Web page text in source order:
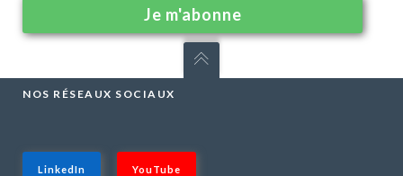
NOS RÉSEAUX SOCIAUX
LinkedIn YouTube